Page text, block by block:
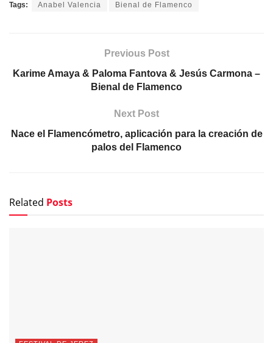
Tags: Anabel Valencia Bienal de Flamenco
Previous Post
Karime Amaya & Paloma Fantova & Jesús Carmona –
Bienal de Flamenco
Next Post
Nace el Flamencómetro, aplicación para la creación de
palos del Flamenco
Related Posts